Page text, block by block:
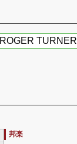
ROGER TURNER
邦楽